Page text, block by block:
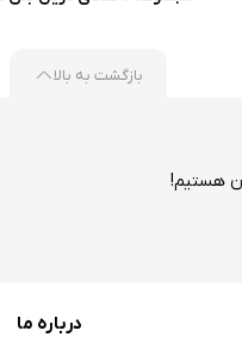
بازگشت به بالا
درباره ما